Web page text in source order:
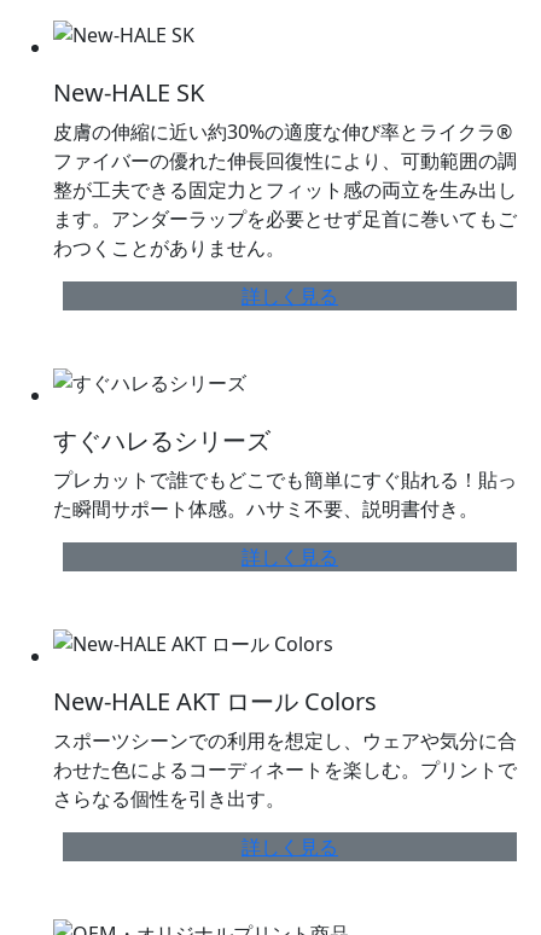
New-HALE SK
皮膚の伸縮に近い約30%の適度な伸び率とライクラ®
ファイバーの優れた伸長回復性により、可動範囲の調
整が工夫できる固定力とフィット感の両立を生み出し
ます。アンダーラップを必要とせず足首に巻いてもご
わつくことがありません。
詳しく見る
すぐハレるシリーズ
プレカットで誰でもどこでも簡単にすぐ貼れる！貼っ
た瞬間サポート体感。ハサミ不要、説明書付き。
詳しく見る
New-HALE AKT ロール Colors
スポーツシーンでの利用を想定し、ウェアや気分に合
わせた色によるコーディネートを楽しむ。プリントで
さらなる個性を引き出す。
詳しく見る